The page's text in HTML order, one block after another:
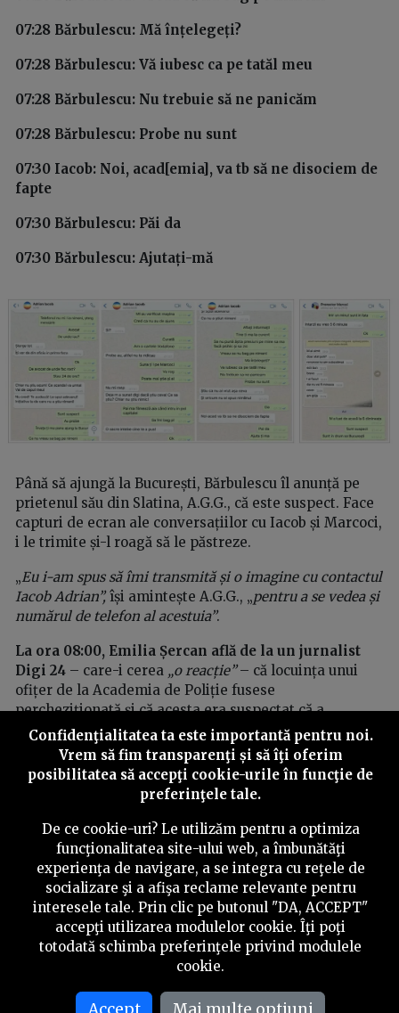
07:28 Bărbulescu: Mă înțelegeți?
07:28 Bărbulescu: Vă iubesc ca pe tatăl meu
07:28 Bărbulescu: Nu trebuie să ne panicăm
07:28 Bărbulescu: Probe nu sunt
07:30 Iacob: Noi, acad[emia], va tb să ne disociem de
fapte
07:30 Bărbulescu: Păi da
07:30 Bărbulescu: Ajutați-mă
Până să ajungă la București, Bărbulescu îl anunță pe
prietenul său din Slatina, A.G.G., că este suspect. Face
capturi de ecran ale conversațiilor cu Iacob și Marcoci,
i le trimite și-l roagă să le păstreze.
„Eu i-am spus să îmi transmită și o imagine cu contactul
Iacob Adrian”, își amintește A.G.G., „pentru a se vedea și
numărul de telefon al acestuia”.
La ora 08:00, Emilia Șercan află de la un jurnalist
Digi 24 – care-i cerea „o reacție”– că locuința unui
ofițer de la Academia de Poliție fusese
percheziționată și că acesta era suspectat că a
amenințat-o cu moartea în seara de 15 aprilie 2019.
Știrea explodează în presă înainte de ora 09:00.
Digi24.ro o publică pe sitela 08:44 .
Anunțul investigatorilor e prima confirmare a faptului
că mesajele de amenințare au, într-adevăr, legătură cu
Academia de Poliție – despre care Emilia Șercan
publicase pePressOne, în ultimele luni, o serie de
investigații:
27.01.2019:Chestorul Ioniță, șeful Direcției
Anticorupție din MAI, a plagiat toată teza de
11.03.2019:
Ecaterina Andronescu, despre școlile
Confidenţialitatea ta este importantă pentru noi.
Vrem să fim transparenţi și să îţi oferim
posibilitatea să accepţi cookie-urile în funcţie de
preferinţele tale.
De ce cookie-uri? Le utilizăm pentru a optimiza
funcţionalitatea site-ului web, a îmbunătăţi
experienţa de navigare, a se integra cu reţele de
socializare şi a afişa reclame relevante pentru
interesele tale. Prin clic pe butonul "DA, ACCEPT"
accepţi utilizarea modulelor cookie. Îţi poţi
totodată schimba preferinţele privind modulele
cookie.